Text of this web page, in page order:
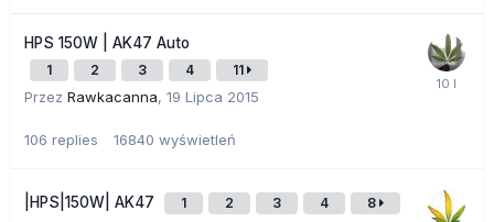
HPS 150W | AK47 Auto
1 2 3 4 11
Przez Rawkacanna, 19 Lipca 2015
106 replies 16840 wyświetleń
|HPS|150W| AK47 1 2 3 4 8